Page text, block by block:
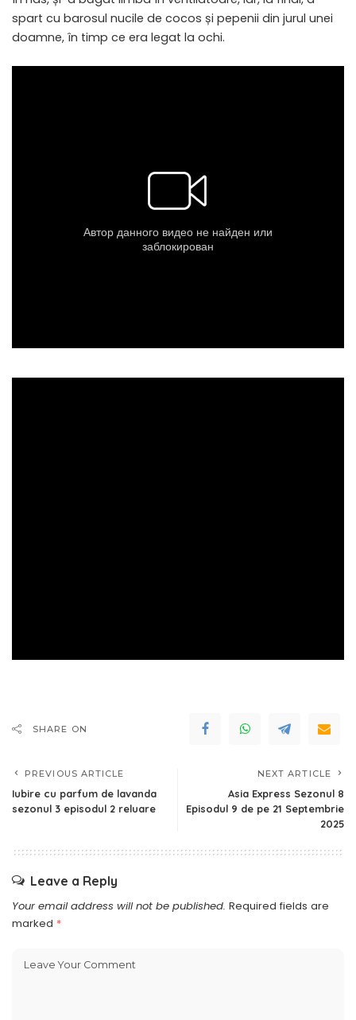
spart cu barosul nucile de cocos și pepenii din jurul unei
doamne, în timp ce era legat la ochi.
SHARE ON
PREVIOUS ARTICLE
Iubire cu parfum de lavanda
sezonul 3 episodul 2 reluare
NEXT ARTICLE
Asia Express Sezonul 8
Episodul 9 de pe 21 Septembrie
2025
Leave a Reply
Your email address will not be published. Required fields are
marked *